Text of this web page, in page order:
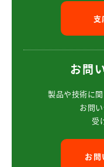
支
お問
製品や技術に
お問
受
お問